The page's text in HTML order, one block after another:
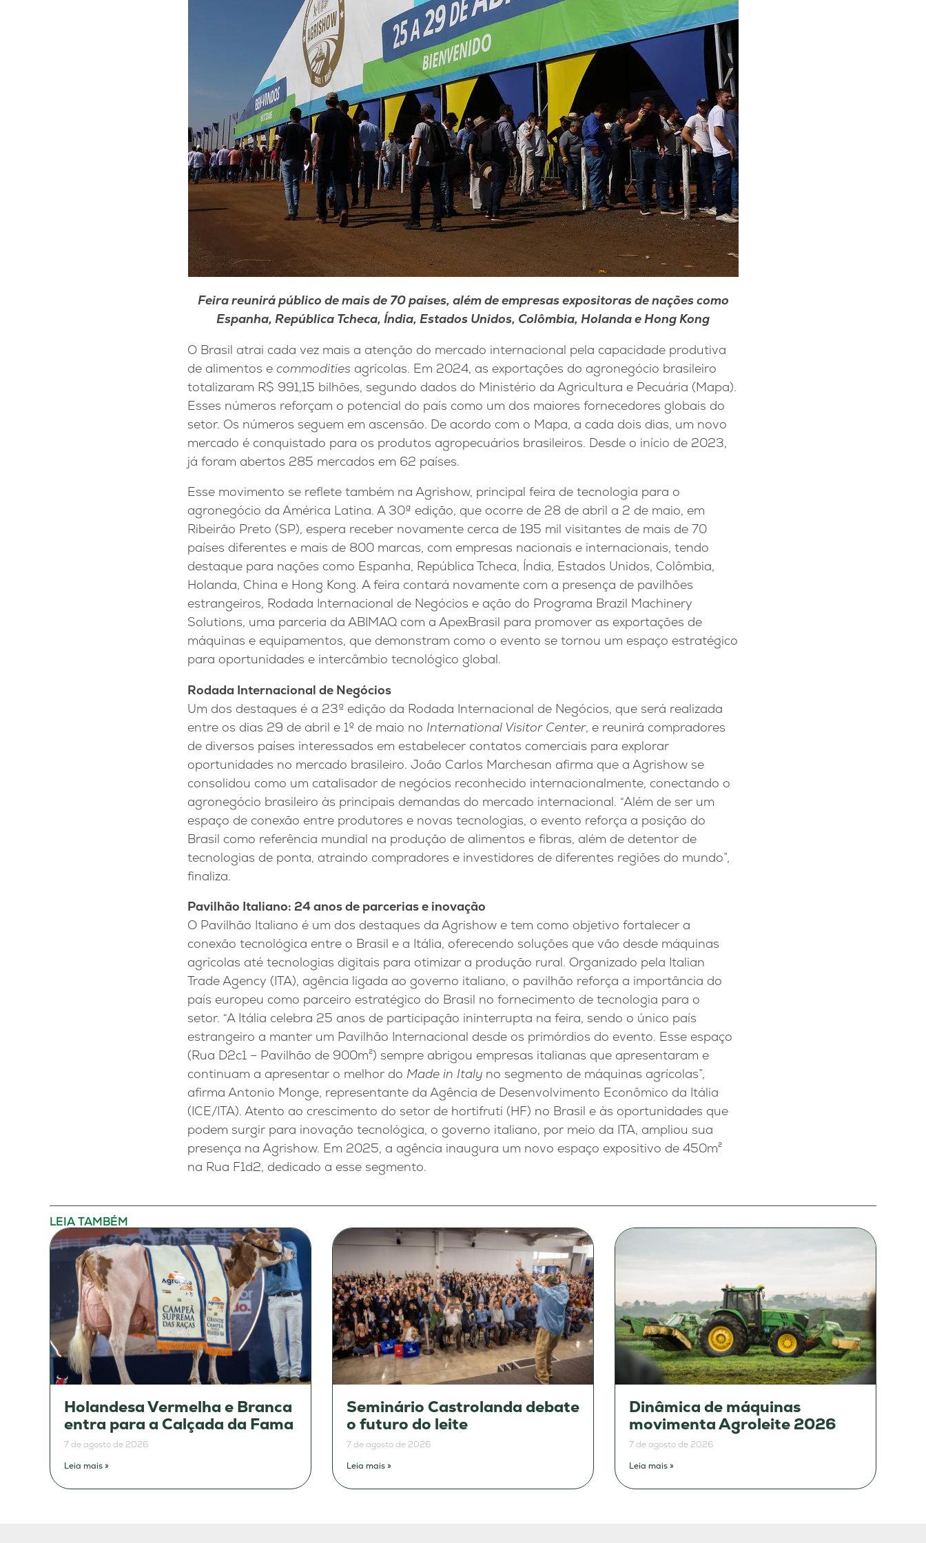
Feira reunirá público de mais de 70 países, além de empresas expositoras de nações como
Espanha, República Tcheca, Índia, Estados Unidos, Colômbia, Holanda e Hong Kong
O Brasil atrai cada vez mais a atenção do mercado internacional pela capacidade produtiva
de alimentos e commodities agrícolas. Em 2024, as exportações do agronegócio brasileiro
totalizaram R$ 991,15 bilhões, segundo dados do Ministério da Agricultura e Pecuária (Mapa).
Esses números reforçam o potencial do país como um dos maiores fornecedores globais do
setor. Os números seguem em ascensão. De acordo com o Mapa, a cada dois dias, um novo
mercado é conquistado para os produtos agropecuários brasileiros. Desde o início de 2023,
já foram abertos 285 mercados em 62 países.
Esse movimento se reflete também na Agrishow, principal feira de tecnologia para o
agronegócio da América Latina. A 30ª edição, que ocorre de 28 de abril a 2 de maio, em
Ribeirão Preto (SP), espera receber novamente cerca de 195 mil visitantes de mais de 70
países diferentes e mais de 800 marcas, com empresas nacionais e internacionais, tendo
destaque para nações como Espanha, República Tcheca, Índia, Estados Unidos, Colômbia,
Holanda, China e Hong Kong. A feira contará novamente com a presença de pavilhões
estrangeiros, Rodada Internacional de Negócios e ação do Programa Brazil Machinery
Solutions, uma parceria da ABIMAQ com a ApexBrasil para promover as exportações de
máquinas e equipamentos, que demonstram como o evento se tornou um espaço estratégico
para oportunidades e intercâmbio tecnológico global.
Rodada Internacional de Negócios
Um dos destaques é a 23º edição da Rodada Internacional de Negócios, que será realizada
entre os dias 29 de abril e 1º de maio no International Visitor Center, e reunirá compradores
de diversos países interessados em estabelecer contatos comerciais para explorar
oportunidades no mercado brasileiro. João Carlos Marchesan afirma que a Agrishow se
consolidou como um catalisador de negócios reconhecido internacionalmente, conectando o
agronegócio brasileiro às principais demandas do mercado internacional. “Além de ser um
espaço de conexão entre produtores e novas tecnologias, o evento reforça a posição do
Brasil como referência mundial na produção de alimentos e fibras, além de detentor de
tecnologias de ponta, atraindo compradores e investidores de diferentes regiões do mundo”,
finaliza.
Pavilhão Italiano: 24 anos de parcerias e inovação
O Pavilhão Italiano é um dos destaques da Agrishow e tem como objetivo fortalecer a
conexão tecnológica entre o Brasil e a Itália, oferecendo soluções que vão desde máquinas
agrícolas até tecnologias digitais para otimizar a produção rural. Organizado pela Italian
Trade Agency (ITA), agência ligada ao governo italiano, o pavilhão reforça a importância do
país europeu como parceiro estratégico do Brasil no fornecimento de tecnologia para o
setor. “A Itália celebra 25 anos de participação ininterrupta na feira, sendo o único país
estrangeiro a manter um Pavilhão Internacional desde os primórdios do evento. Esse espaço
(Rua D2c1 – Pavilhão de 900m²) sempre abrigou empresas italianas que apresentaram e
continuam a apresentar o melhor do Made in Italy no segmento de máquinas agrícolas”,
afirma Antonio Monge, representante da Agência de Desenvolvimento Econômico da Itália
(ICE/ITA). Atento ao crescimento do setor de hortifruti (HF) no Brasil e às oportunidades que
podem surgir para inovação tecnológica, o governo italiano, por meio da ITA, ampliou sua
presença na Agrishow. Em 2025, a agência inaugura um novo espaço expositivo de 450m²
na Rua F1d2, dedicado a esse segmento.
LEIA TAMBÉM
Holandesa Vermelha e Branca
entra para a Calçada da Fama
7 de agosto de 2026
Leia mais »
Seminário Castrolanda debate
o futuro do leite
7 de agosto de 2026
Leia mais »
Dinâmica de máquinas
movimenta Agroleite 2026
7 de agosto de 2026
Leia mais »